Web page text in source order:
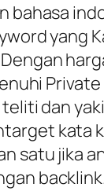
yang
dan
kata
satu jika